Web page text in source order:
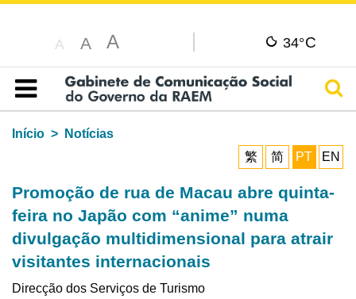
A A A 34°C
Índice
Início
Notícias
繁
简 PT EN
Promoção de rua de Macau abre quinta-
feira no Japão com “anime” numa
divulgação multidimensional para atrair
visitantes internacionais
Direcção dos Serviços de Turismo